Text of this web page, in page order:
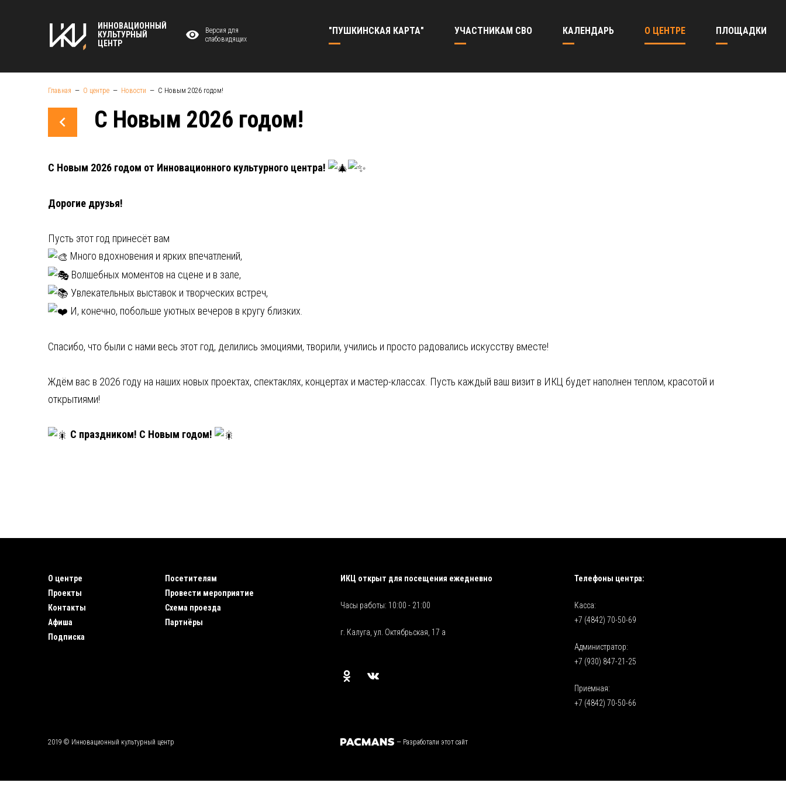
ИННОВАЦИОННЫЙ
КУЛЬТУРНЫЙ
ЦЕНТР
Версия для
слабовидящих
"ПУШКИНСКАЯ КАРТА" УЧАСТНИКАМ СВО КАЛЕНДАРЬ О ЦЕНТРЕ ПЛОЩАДКИ
Главная О центре Новости С Новым 2026 годом!
С Новым 2026 годом!
С Новым 2026 годом от Инновационного культурного центра!
Дорогие друзья!
Пусть этот год принесёт вам
Много вдохновения и ярких впечатлений,
Волшебных моментов на сцене и в зале,
Увлекательных выставок и творческих встреч,
И, конечно, побольше уютных вечеров в кругу близких.
Спасибо, что были с нами весь этот год, делились эмоциями, творили, учились и просто радовались искусству вместе!
Ждём вас в 2026 году на наших новых проектах, спектаклях, концертах и мастер-классах. Пусть каждый ваш визит в ИКЦ будет наполнен теплом, красотой и
открытиями!
С праздником! С Новым годом!
О центре
Проекты
Контакты
Афиша
Подписка
Посетителям
Провести мероприятие
Схема проезда
Партнёры
ИКЦ открыт для посещения ежедневно
Часы работы: 10:00 - 21:00
г. Калуга, ул. Октябрьская, 17 а
Телефоны центра:
Касса:
+7 (4842) 70-50-69
Администратор:
+7 (930) 847-21-25
Приемная:
+7 (4842) 70-50-66
2019 © Инновационный культурный центр — Разработали этот сайт